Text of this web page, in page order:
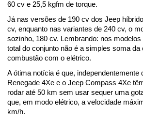
60 cv e 25,5 kgfm de torque.
Já nas versões de 190 cv dos Jeep
cv, enquanto nas variantes de 240 cv, o
sozinho, 180 cv. Lembrando: nos
total do conjunto não é a simples soma da
combustão com o elétrico.
A ótima notícia é que, independentemente
Renegade 4Xe e o Jeep Compass 4Xe
rodar até 50 km sem usar sequer uma
que, em modo elétrico, a velocidade
km/h.